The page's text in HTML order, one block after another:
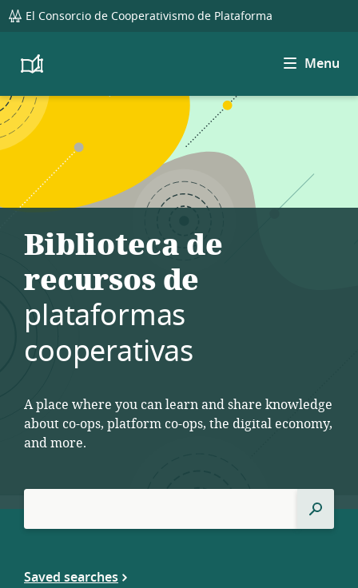
global
navigation
El Consorcio de Cooperativismo de Plataforma
Platform
Resource
Library
Menu
Biblioteca de
recursos de
plataformas
cooperativas
A place where you can learn and share knowledge
about co-ops, platform co-ops, the digital economy,
and more.
Búsqueda
Saved searches